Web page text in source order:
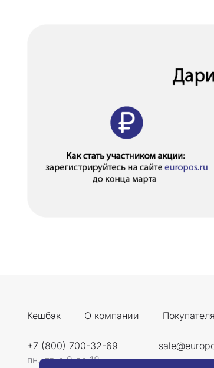
Кешбэк О компании
+7 (800) 700-32-69
пн.-пт. с 9 до 18